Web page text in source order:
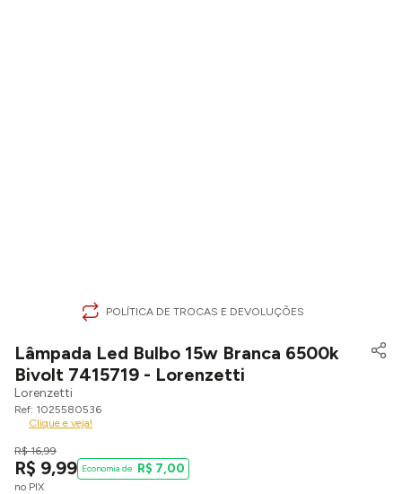
POLÍTICA DE TROCAS E DEVOLUÇÕES
Lâmpada Led Bulbo 15w Branca 6500k
Bivolt 7415719 - Lorenzetti
Lorenzetti
1025580536
Clique e veja!
R$ 16,99
R$ 9,99
no PIX
R$ 7,00